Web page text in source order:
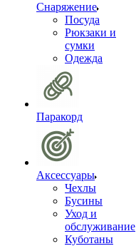
Снаряжение
Посуда
Рюкзаки и
сумки
Одежда
Паракорд
Аксессуары
Чехлы
Бусины
Уход и
обслуживание
Куботаны